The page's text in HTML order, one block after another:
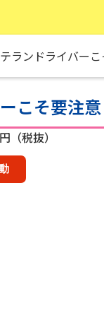
ランドライバー
こそ要注
税抜）